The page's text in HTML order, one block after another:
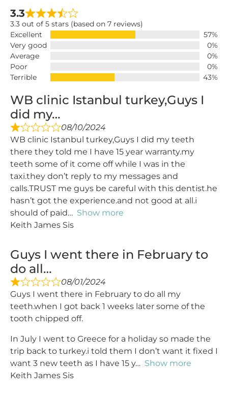
3.3
3.3 out of 5 stars (based on 7 reviews)
Excellent
57%
Very good
0%
Average
0%
Poor
0%
Terrible
43%
WB clinic Istanbul turkey,Guys I
did my…
08/10/2024
WB clinic Istanbul turkey,Guys I did my teeth
there they told me I have 15 year warranty.my
teeth some of it come off while I was in the
taxi.they don’t reply to my messages and
calls.TRUST me guys be careful with this dentist.he
hasn’t got the experience.and not good at all.i
should of paid
Show more
Keith James Sis
Guys I went there in February to
do all…
08/01/2024
Guys I went there in February to do all my
teeth.when I got back 1 weeks later some of the
tooth chipped off.
In July I went to Greece for a holiday so made the
trip back to turkey.i told them I don’t want it fixed I
want 3 new teeth as I have 15 y
Show more
Keith James Sis